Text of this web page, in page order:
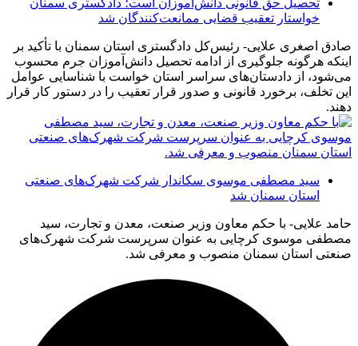
تحصیل حق قانونی دانش‌آموزان است؛ دادگستری سمنان
خواستار تعقیب قضایی ممانعت‌کنندگان شد
صادق اصغری علایی- رئیس‌کل دادگستری استان سمنان با تأکید بر
اینکه هرگونه جلوگیری از ادامه تحصیل دانش‌آموزان جرم محسوب
می‌شود، از دادستان‌های سراسر استان خواست با شناسایی عوامل
این تخلف، برخورد قانونی و صدور قرار تعقیب را در دستور کار قرار
دهند.
سید مصطفی موسوی سکاندار شرکت شهرک‌های صنعتی
استان سمنان شد
حامد علایی- با حکم معاون وزیر صنعت، معدن و تجارت، سید
مصطفی موسوی کرچایی به عنوان سرپرست شرکت شهرک‌های
صنعتی استان سمنان منصوب و معرفی شد.